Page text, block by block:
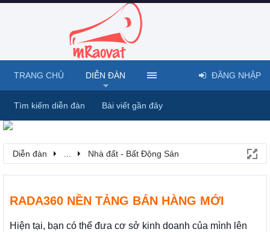
Diễn đàn Nhà đất - Bất Động Sản
RADA360 NỀN TẢNG BÁN HÀNG MỚI
Hiện tại, bạn có thể đưa cơ sở kinh doanh của mình lên
TRANG CHỦ DIỄN ĐÀN
Tìm kiếm diễn đàn Bài viết gần đây
ĐĂNG NHẬP